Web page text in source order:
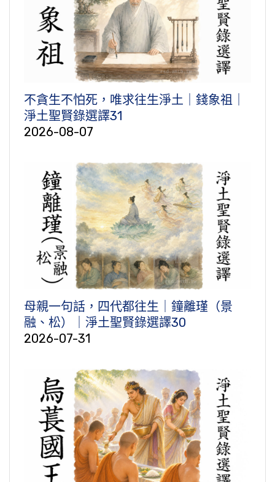
不貪生不怕死，唯求往生淨土｜錢象祖｜
淨土聖賢錄選譯31
2026-08-07
母親一句話，四代都往生｜鐘離瑾（景
融、松）｜淨土聖賢錄選譯30
2026-07-31